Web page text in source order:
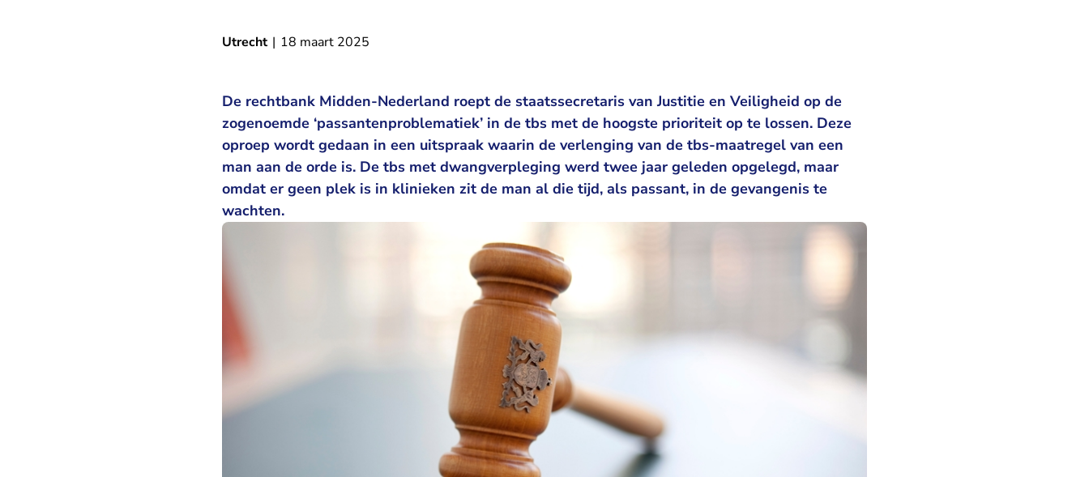
Utrecht | 18 maart 2025
De rechtbank Midden-Nederland roept de staatssecretaris van Justitie en Veiligheid op de
zogenoemde ‘passantenproblematiek’ in de tbs met de hoogste prioriteit op te lossen. Deze
oproep wordt gedaan in een uitspraak waarin de verlenging van de tbs-maatregel van een
man aan de orde is. De tbs met dwangverpleging werd twee jaar geleden opgelegd, maar
omdat er geen plek is in klinieken zit de man al die tijd, als passant, in de gevangenis te
wachten.